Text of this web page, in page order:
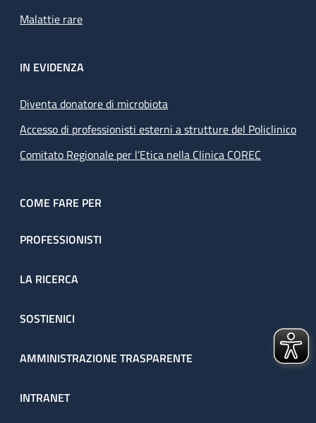
Malattie rare
IN EVIDENZA
Diventa donatore di microbiota
Accesso di professionisti esterni a strutture del Policlinico
Comitato Regionale per l’Etica nella Clinica COREC
COME FARE PER
PROFESSIONISTI
LA RICERCA
SOSTIENICI
AMMINISTRAZIONE TRASPARENTE
INTRANET